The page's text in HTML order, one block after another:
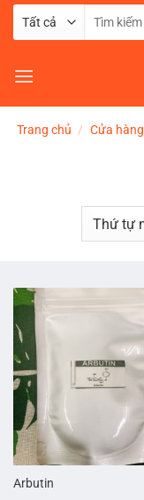
Chuyển
dung
Tìm
Trang chủ / Cửa hàng
Arbutin